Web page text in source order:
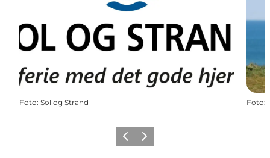
Foto: Sol og Strand Foto:
ZurückWeiter